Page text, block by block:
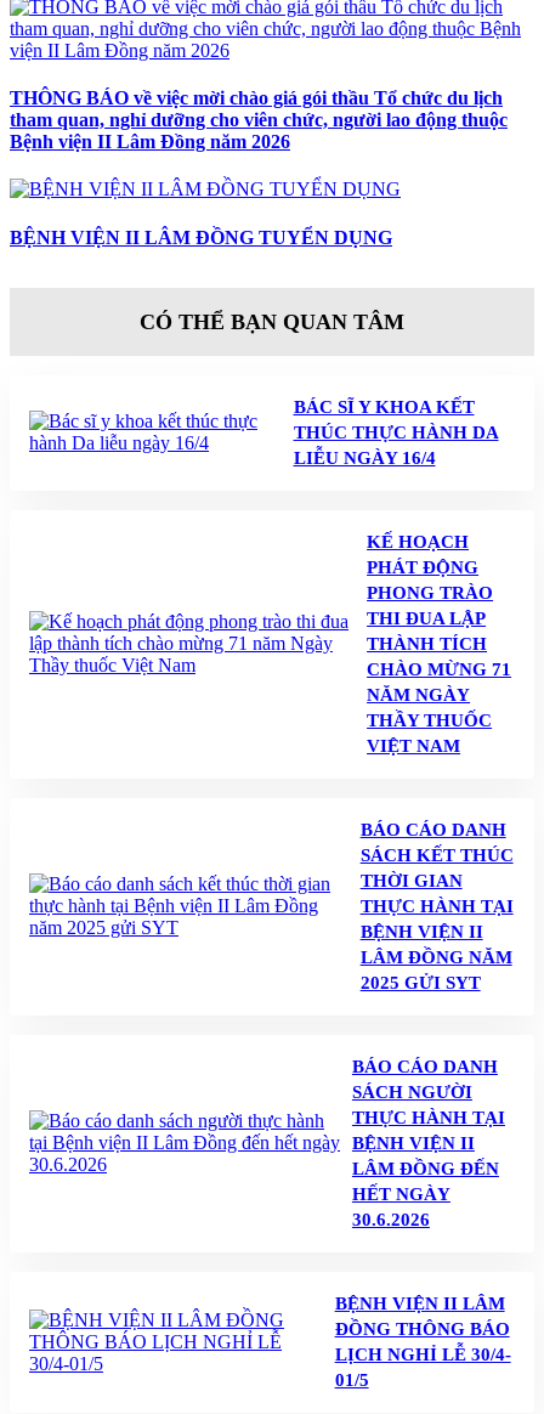
THÔNG BÁO về việc mời chào giá gói thầu Tổ chức du lịch
tham quan, nghỉ dưỡng cho viên chức, người lao động thuộc
Bệnh viện II Lâm Đồng năm 2026
BỆNH VIỆN II LÂM ĐỒNG TUYỂN DỤNG
CÓ THỂ BẠN QUAN TÂM
BÁC SĨ Y KHOA KẾT
THÚC THỰC HÀNH DA
LIỄU NGÀY 16/4
KẾ HOẠCH
PHÁT ĐỘNG
PHONG TRÀO
THI ĐUA LẬP
THÀNH TÍCH
CHÀO MỪNG 71
NĂM NGÀY
THẦY THUỐC
VIỆT NAM
BÁO CÁO DANH
SÁCH KẾT THÚC
THỜI GIAN
THỰC HÀNH TẠI
BỆNH VIỆN II
LÂM ĐỒNG NĂM
2025 GỬI SYT
BÁO CÁO DANH
SÁCH NGƯỜI
THỰC HÀNH TẠI
BỆNH VIỆN II
LÂM ĐỒNG ĐẾN
HẾT NGÀY
30.6.2026
BỆNH VIỆN II LÂM
ĐỒNG THÔNG BÁO
LỊCH NGHỈ LỄ 30/4-
01/5